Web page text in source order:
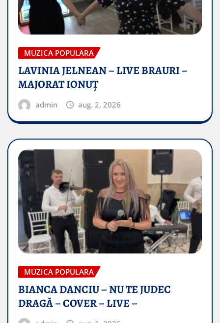
MUZICA POPULARA
LAVINIA JELNEAN – LIVE BRAURI –
MAJORAT IONUŢ
admin aug. 2, 2026
MUZICA POPULARA
BIANCA DANCIU – NU TE JUDEC
DRAGĂ – COVER – LIVE –